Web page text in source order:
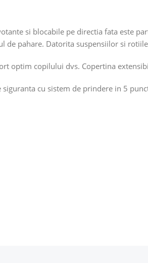
si blocabile pe directia fata este
pahare. Datorita suspensiilor si
optim copilului dvs. Copertina
cu sistem de prindere in 5